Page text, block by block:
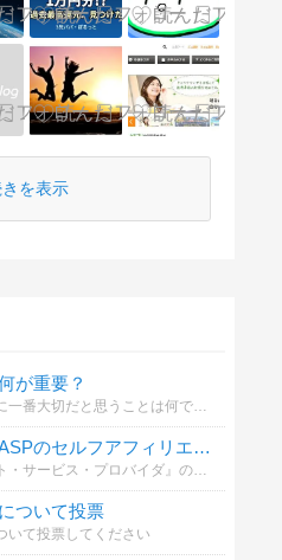
を表示
が重要？
あなたの夢を叶えるために一番大切だと思うことは何ですか？
ポイントサイトや、ASPのセルフアフィリエイトは利用していますか？
ASPとは『アフィリエイト・サービス・プロバイダ』のことです。バリューコマース、A8.net、リンクシェア、アクセストレード等。
ついて投票
いて投票してください